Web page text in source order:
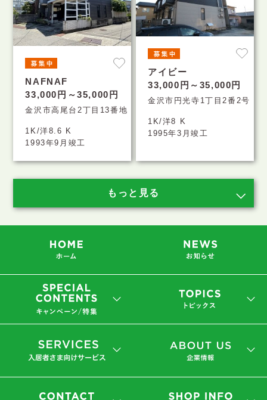
NAFNAF
33,000円～35,000円
金沢市高尾台2丁目13番地
1K/洋8.6 K
1993年9月竣工
アイビー
33,000円～35,000円
金沢市円光寺1丁目2番2号
1K/洋8 K
1995年3月竣工